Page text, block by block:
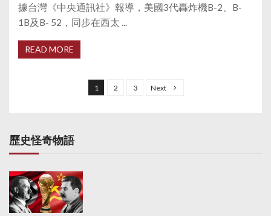
據台灣《中央通訊社》報導，美國3代轟炸機B-2、B-
1B及B- 52，同步在西太 ...
READ MORE
s
p
a
g
i
1 2 3 Next
歷史怪奇物語